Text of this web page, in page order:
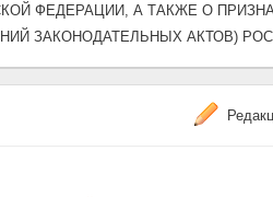
ФЕДЕРАЦИИ, А ТАКЖЕ О
ЗАКОНОДАТЕЛЬНЫХ АКТОВ)